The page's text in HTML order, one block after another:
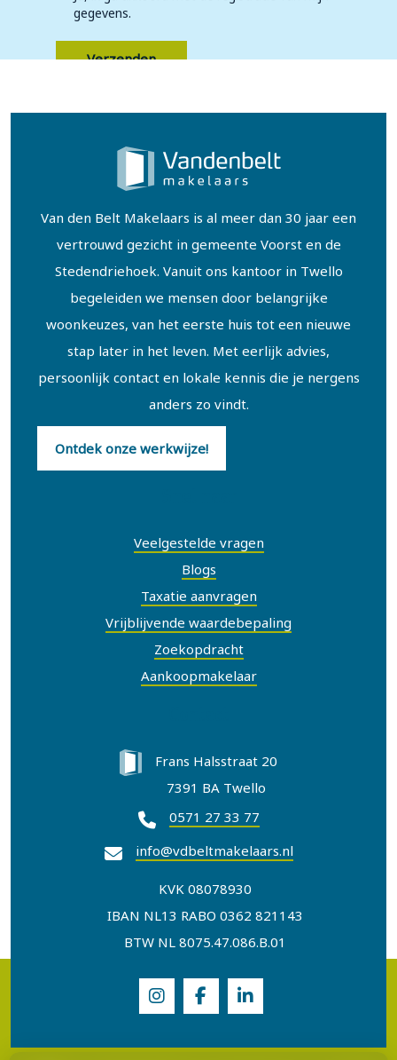
gegevens.
Van den Belt Makelaars is al meer dan 30 jaar een
vertrouwd gezicht in gemeente Voorst en de
Stedendriehoek. Vanuit ons kantoor in Twello
begeleiden we mensen door belangrijke
woonkeuzes, van het eerste huis tot een nieuwe
stap later in het leven. Met eerlijk advies,
persoonlijk contact en lokale kennis die je nergens
anders zo vindt.
Ontdek onze werkwijze!
Veelgestelde vragen
Blogs
Taxatie aanvragen
Vrijblijvende waardebepaling
Zoekopdracht
Aankoopmakelaar
Frans Halsstraat 20
7391 BA Twello
0571 27 33 77
info@vdbeltmakelaars.nl
KVK 08078930
IBAN NL13 RABO 0362 821143
BTW NL 8075.47.086.B.01